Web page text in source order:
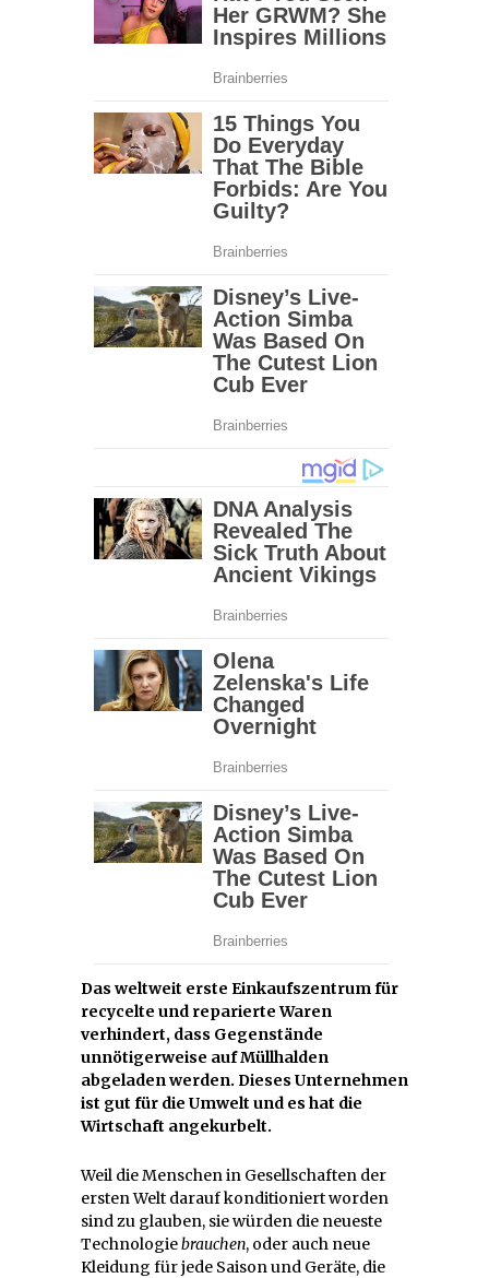
Das weltweit erste Einkaufszentrum für
recycelte und reparierte Waren
verhindert, dass Gegenstände
unnötigerweise auf Müllhalden
abgeladen werden. Dieses Unternehmen
ist gut für die Umwelt und es hat die
Wirtschaft angekurbelt.
Weil die Menschen in Gesellschaften der
ersten Welt darauf konditioniert worden
sind zu glauben, sie würden die neueste
Technologiebrauchen, oder auch neue
Kleidung für jede Saison und Geräte, die